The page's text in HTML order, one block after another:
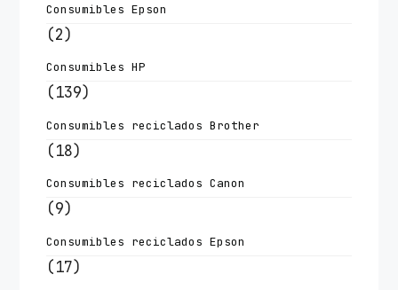
Consumibles Epson
(2)
Consumibles HP
(139)
Consumibles reciclados Brother
(18)
Consumibles reciclados Canon
(9)
Consumibles reciclados Epson
(17)